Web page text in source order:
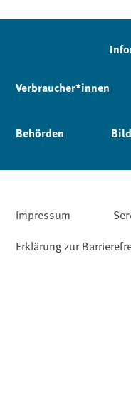
Verbraucher*innen
Behörden
Impressum
Erklärung zur